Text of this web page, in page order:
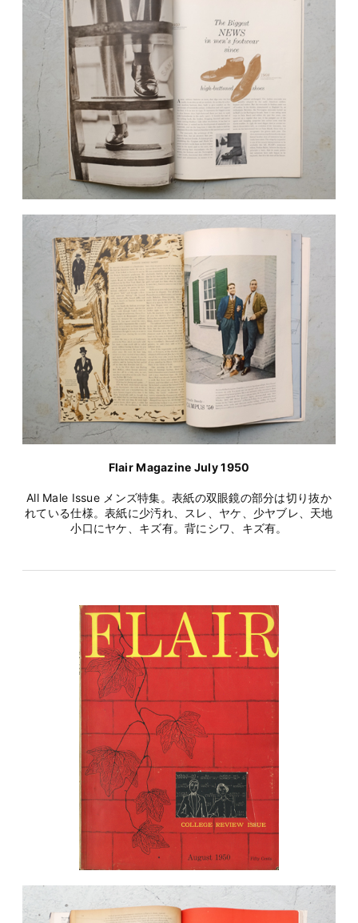
Flair Magazine July 1950
All Male Issue メンズ特集。表紙の双眼鏡の部分は切り抜か
れている仕様。表紙に少汚れ、スレ、ヤケ、少ヤブレ、天地
小口にヤケ、キズ有。背にシワ、キズ有。